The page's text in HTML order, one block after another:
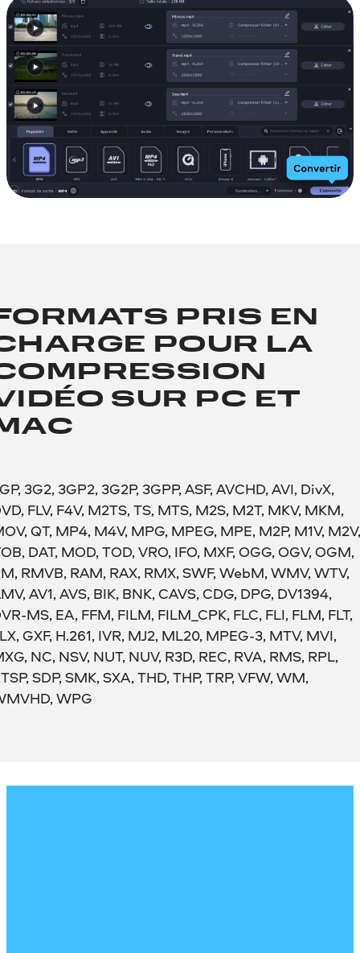
PRIS EN
POUR LA
SUR PC ET
3G2, 3GP2, 3G2P, 3GPP, ASF, AVCHD, AVI, DivX,
FLV, F4V, M2TS, TS, MTS, M2S, M2T, MKV, MKM,
QT, MP4, M4V, MPG, MPEG, MPE, M2P, M1V, M2V,
DAT, MOD, TOD, VRO, IFO, MXF, OGG, OGV, OGM,
RMVB, RAM, RAX, RMX, SWF, WebM, WMV, WTV,
AV1, AVS, BIK, BNK, CAVS, CDG, DPG, DV1394,
MS, EA, FFM, FILM, FILM_CPK, FLC, FLI, FLM, FLT,
GXF, H.261, IVR, MJ2, ML20, MPEG-3, MTV, MVI,
NC, NSV, NUT, NUV, R3D, REC, RVA, RMS, RPL,
SDP, SMK, SXA, THD, THP, TRP, VFW, WM,
WPG